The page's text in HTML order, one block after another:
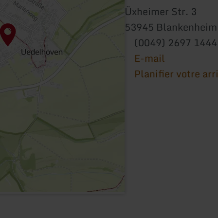
Üxheimer Str. 3
53945 Blankenheim
(0049) 2697 1444
E-mail
Planifier votre